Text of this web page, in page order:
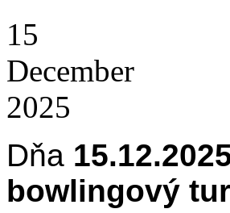
15
December
2025
Dňa
bowlingový